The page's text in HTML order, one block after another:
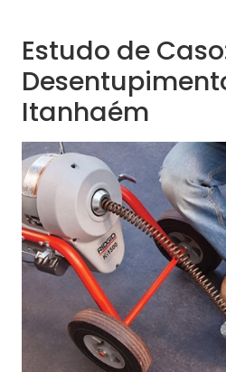
Estudo de
Itanhaém